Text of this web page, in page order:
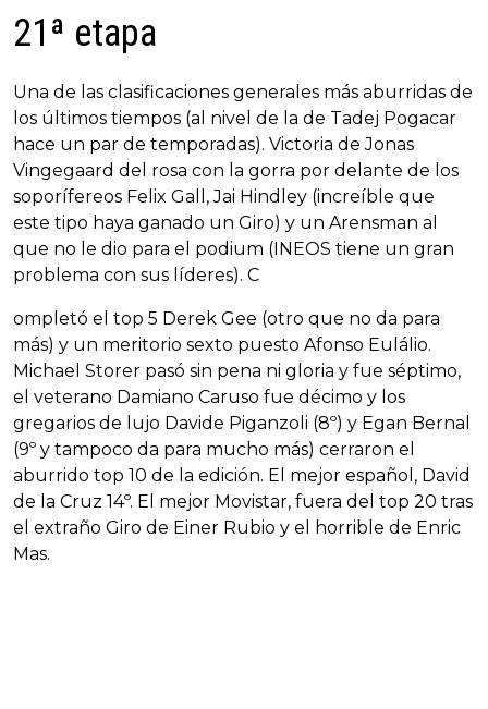
21ª etapa
Una de las clasificaciones generales más aburridas de
los últimos tiempos (al nivel de la de Tadej Pogacar
hace un par de temporadas). Victoria de Jonas
Vingegaard del rosa con la gorra por delante de los
soporífereos Felix Gall, Jai Hindley (increíble que
este tipo haya ganado un Giro) y un Arensman al
que no le dio para el podium (INEOS tiene un gran
problema con sus líderes). C
ompletó el top 5 Derek Gee (otro que no da para
más) y un meritorio sexto puesto Afonso Eulálio.
Michael Storer pasó sin pena ni gloria y fue séptimo,
el veterano Damiano Caruso fue décimo y los
gregarios de lujo Davide Piganzoli (8º) y Egan Bernal
(9º y tampoco da para mucho más) cerraron el
aburrido top 10 de la edición. El mejor español, David
de la Cruz 14º. El mejor Movistar, fuera del top 20 tras
el extraño Giro de Einer Rubio y el horrible de Enric
Mas.